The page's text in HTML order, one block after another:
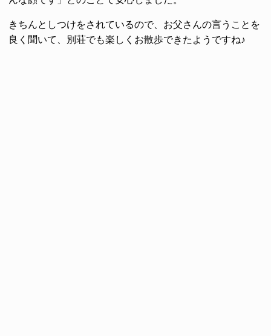
きちんとしつけをされているので、お父さんの言うことを
良く聞いて、別荘でも楽しくお散歩できたようですね♪